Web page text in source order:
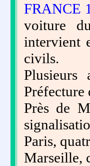
FRANCE
voiture
intervient
civils.
Plusieurs
Préfecture
Près de
Paris,
Marseille,